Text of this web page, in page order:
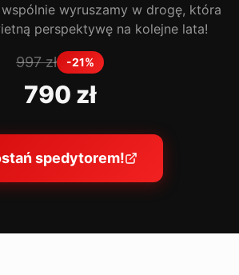
wyruszamy w drogę, która
perspektywę na kolejne lata!
997 zł -21%
790 zł
spedytorem!